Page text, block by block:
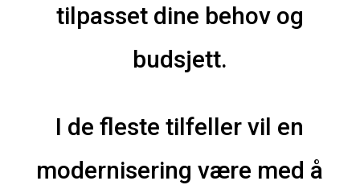
tilpasset dine behov og
budsjett.
I de fleste tilfeller vil en
modernisering være med å